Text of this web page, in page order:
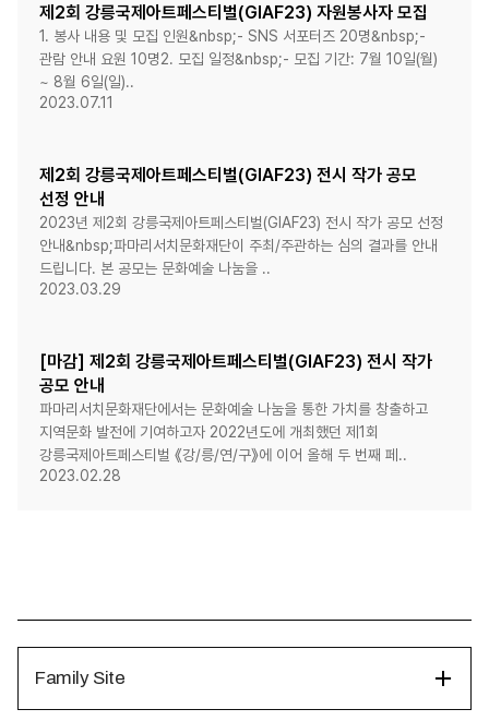
제2회 강릉국제아트페스티벌(GIAF23) 자원봉사자 모집
1. 봉사 내용 및 모집 인원&nbsp;- SNS 서포터즈 20명&nbsp;-
관람 안내 요원 10명2. 모집 일정&nbsp;- 모집 기간: 7월 10일(월)
~ 8월 6일(일)..
2023.07.11
제2회 강릉국제아트페스티벌(GIAF23) 전시 작가 공모
선정 안내
2023년 제2회 강릉국제아트페스티벌(GIAF23) 전시 작가 공모 선정
안내&nbsp;파마리서치문화재단이 주최/주관하는 심의 결과를 안내
드립니다. 본 공모는 문화예술 나눔을 ..
2023.03.29
[마감] 제2회 강릉국제아트페스티벌(GIAF23) 전시 작가
공모 안내
파마리서치문화재단에서는 문화예술 나눔을 통한 가치를 창출하고
지역문화 발전에 기여하고자 2022년도에 개최했던 제1회
강릉국제아트페스티벌 《강/릉/연/구》에 이어 올해 두 번째 페..
2023.02.28
Family Site